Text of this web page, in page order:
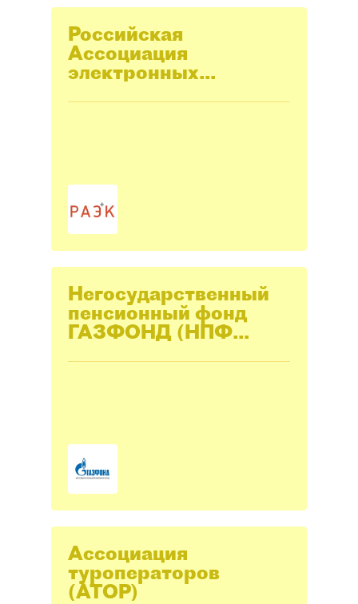
Российская
Ассоциация
электронных
Негосударственный
пенсионный фонд
ГАЗФОНД (НПФ
Ассоциация
туроператоров
(АТОР)